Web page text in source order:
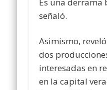
señaló.
Asimismo,
dos
interesadas en
en la capital